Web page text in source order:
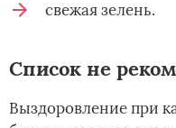
свежая зелень.
Список не
Выздоровление при